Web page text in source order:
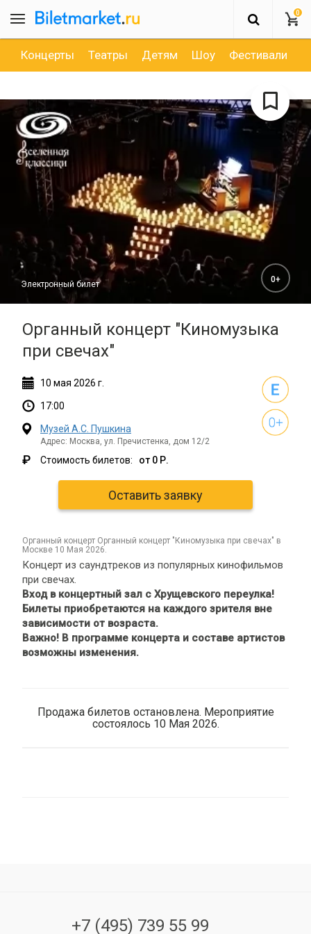
0
Концерты Театры Детям Шоу Фестивали
Органный концерт "Киномузыка
при свечах"
Электронный билет 0+
10 мая 2026 г.
17:00
Музей А.С. Пушкина
Адрес: Москва, ул. Пречистенка, дом 12/2
₽ Стоимость билетов: от 0 Р.
Оставить заявку
органный концерт Органный концерт "Киномузыка при свечах" в
Москве 10 Мая 2026.
Концерт из саундтреков из популярных кинофильмов
при свечах.
Вход в концертный зал с Хрущевского переулка!
Билеты приобретаются на каждого зрителя вне
зависимости от возраста.
Важно! В программе концерта и составе артистов
возможны изменения.
Продажа билетов остановлена. Мероприятие
состоялось 10 Мая 2026.
+7 (495) 739 55 99